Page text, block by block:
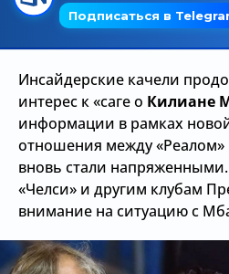
Инсайдерские качели
интерес к «саге о Килиане
информации в рамках
отношения между
вновь стали напряженными.
«Челси» и другим клубам
внимание на ситуацию с
Трансляции
О сайте
Контакты